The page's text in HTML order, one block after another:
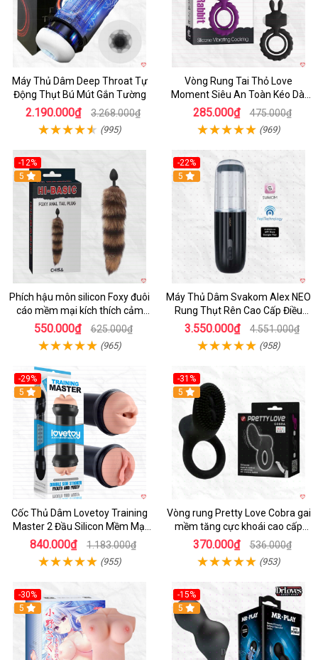
Máy Thủ Dâm Deep Throat Tự
Động Thụt Bú Mút Gắn Tường
2.190.000₫ 3.268.000₫
(995)
Vòng Rung Tai Thỏ Love
Moment Siêu An Toàn Kéo Dài
Thời Gian
285.000₫ 475.000₫
(969)
-12%
Hot
5
Phích hậu môn silicon Foxy đuôi
cáo mềm mại kích thích cảm
giác mới
550.000₫ 625.000₫
(965)
-22%
5
Máy Thủ Dâm Svakom Alex NEO
Rung Thụt Rên Cao Cấp Điều
Khiển App
3.550.000₫ 4.551.000₫
(958)
-29%
Hot
5
Cốc Thủ Dâm Lovetoy Training
Master 2 Đầu Silicon Mềm Mại
Tiện Lợi
840.000₫ 1.183.000₫
(955)
-31%
5
Vòng rung Pretty Love Cobra gai
mềm tăng cực khoái cao cấp
chính hãng
370.000₫ 536.000₫
(953)
-30%
Hot
5
-15%
Hot
5